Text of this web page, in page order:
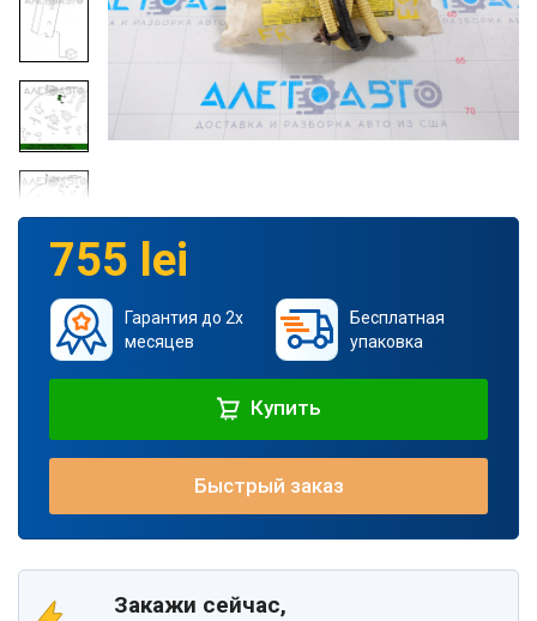
755 lei
Гарантия до 2х
месяцев
Бесплатная
упаковка
Купить
Быстрый заказ
Закажи сейчас,